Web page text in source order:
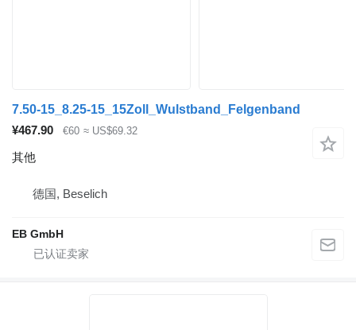
7.50-15_8.25-15_15Zoll_Wulstband_Felgenband
¥467.90
€60 ≈ US$69.32
其他
德国, Beselich
EB GmbH